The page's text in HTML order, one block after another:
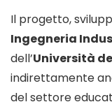
Il progetto,
Ingegneria
dell’Università
indirettamente
del settore